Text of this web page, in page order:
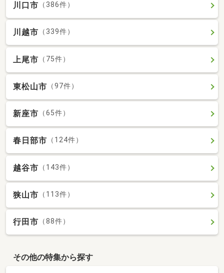
川口市 （386件）
川越市 （339件）
上尾市 （75件）
東松山市 （97件）
新座市 （65件）
春日部市 （124件）
越谷市 （143件）
狭山市 （113件）
行田市 （88件）
その他の特集から探す